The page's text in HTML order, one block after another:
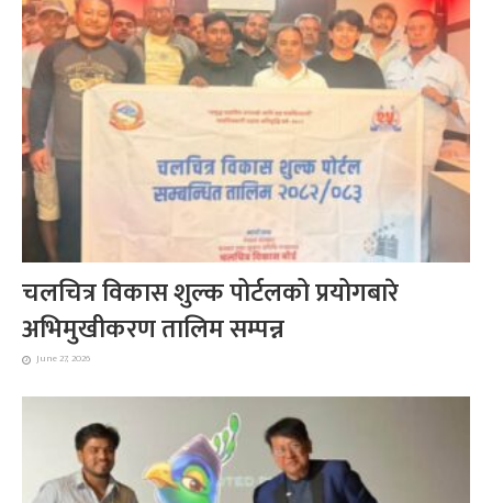
चलचित्र विकास शुल्क पोर्टलको प्रयोगबारे
अभिमुखीकरण तालिम सम्पन्न
June 27, 2026